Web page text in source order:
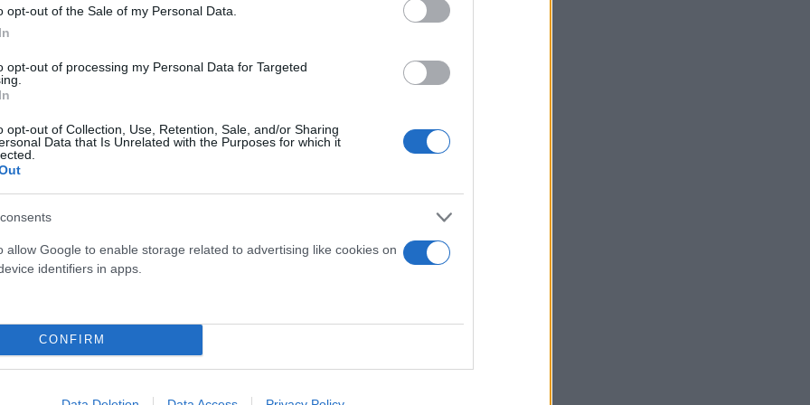
opt-out of the Sale of my Personal Data.
opt-out of processing my Personal Data for Targeted
opt-out of Collection, Use, Retention, Sale, and/or Sharing
Data that Is Unrelated with the Purposes for which it
allow Google to enable storage related to advertising like cookies on
identifiers in apps.
CONFIRM
για την αυτόματη υποβολή -Τι πρέπει να ξέρουν οι
εκκαθαριστικό για 1 στους 3 - Mέσος επιπλέον
φορολογούμενοι - Πόσοι δήλωσαν εισοδήματα
Σας είναι χρήσιμα